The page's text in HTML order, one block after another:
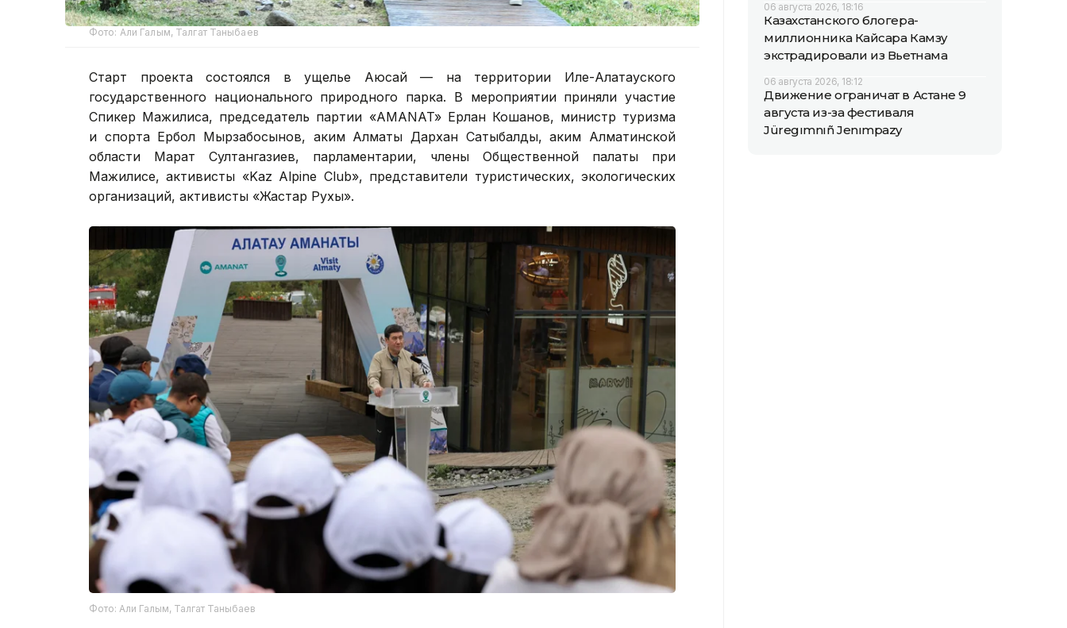
Фото: Али Галым, Талгат Таныбаев
Старт проекта состоялся в ущелье Аюсай — на территории Иле-Алатауского
государственного национального природного парка. В мероприятии приняли участие
Спикер Мажилиса, председатель партии «AMANAT» Ерлан Кошанов, министр туризма
и спорта Ербол Мырзабосынов, аким Алматы Дархан Сатыбалды, аким Алматинской
области Марат Султангазиев, парламентарии, члены Общественной палаты при
Мажилисе, активисты «Kaz Alpine Club», представители туристических, экологических
организаций, активисты «Жастар Рухы».
Фото: Али Галым, Талгат Таныбаев
06 августа 2026, 18:16
Казахстанского блогера-
миллионника Кайсара Камзу
экстрадировали из Вьетнама
06 августа 2026, 18:12
Движение ограничат в Астане 9
августа из-за фестиваля
Jüregımnıñ Jenımpazy